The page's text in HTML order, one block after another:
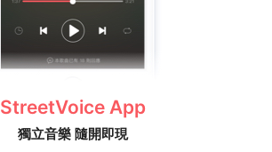
StreetVoice App
獨立音樂 隨開即現